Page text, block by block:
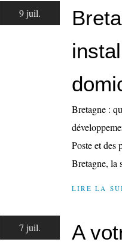
9 juil.
Bretagne :
Poste et des
Bretagne, la
LIRE LA
7 juil.
A